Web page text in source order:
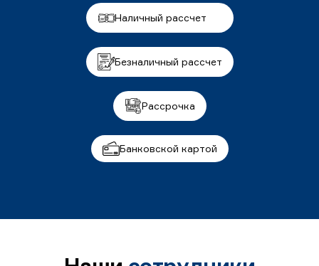
Наличный рассчет
Безналичный рассчет
Рассрочка
Банковской картой